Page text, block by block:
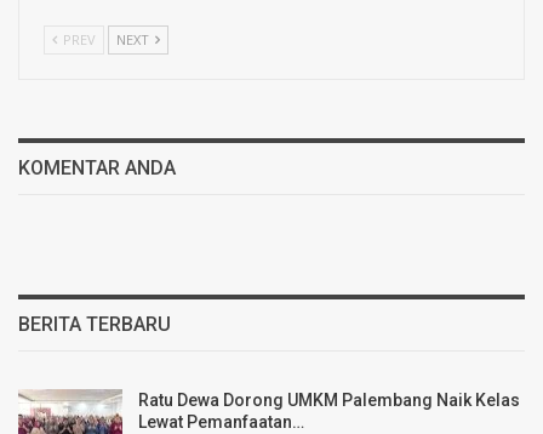
PREV NEXT
KOMENTAR ANDA
BERITA TERBARU
Ratu Dewa Dorong UMKM Palembang Naik Kelas
Lewat Pemanfaatan…